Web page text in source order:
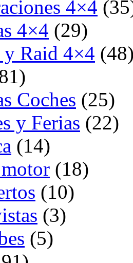
4×4
4×4 (29)
Raid 4×4
Coches (25)
y Ferias (22)
(14)
(18)
(10)
(3)
(5)